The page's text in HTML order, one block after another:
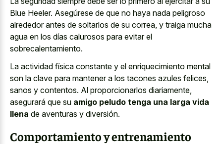
Blue Heeler. Asegúrese de que no haya nada peligroso
alrededor antes de soltarlos de su correa, y traiga mucha
agua en los días calurosos para evitar el
sobrecalentamiento.
La actividad física constante y el enriquecimiento mental
son la clave para mantener a los tacones azules felices,
sanos y contentos. Al proporcionarlos diariamente,
asegurará que su amigo peludo tenga una larga vida
llena de aventuras y diversión.
Comportamiento y entrenamiento